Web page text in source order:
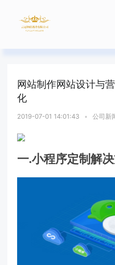
网站制作网站设计与
化
2019-07-01 14:01:43 • 公司新
一.小程序定制解